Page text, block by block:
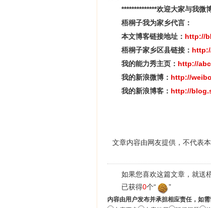
**************欢迎大家与我微
梧桐子我为家乡代言：
本文博客链接地址： http://
梧桐子家乡区县链接：
我的能力秀主页： http://
我的新浪微博： http://
我的新浪博客： http://
文章内容由网友提供，不代表
如果您喜欢这篇文章，就送
已获得0个“ ”
内容由用户发布并承担相应责任，如